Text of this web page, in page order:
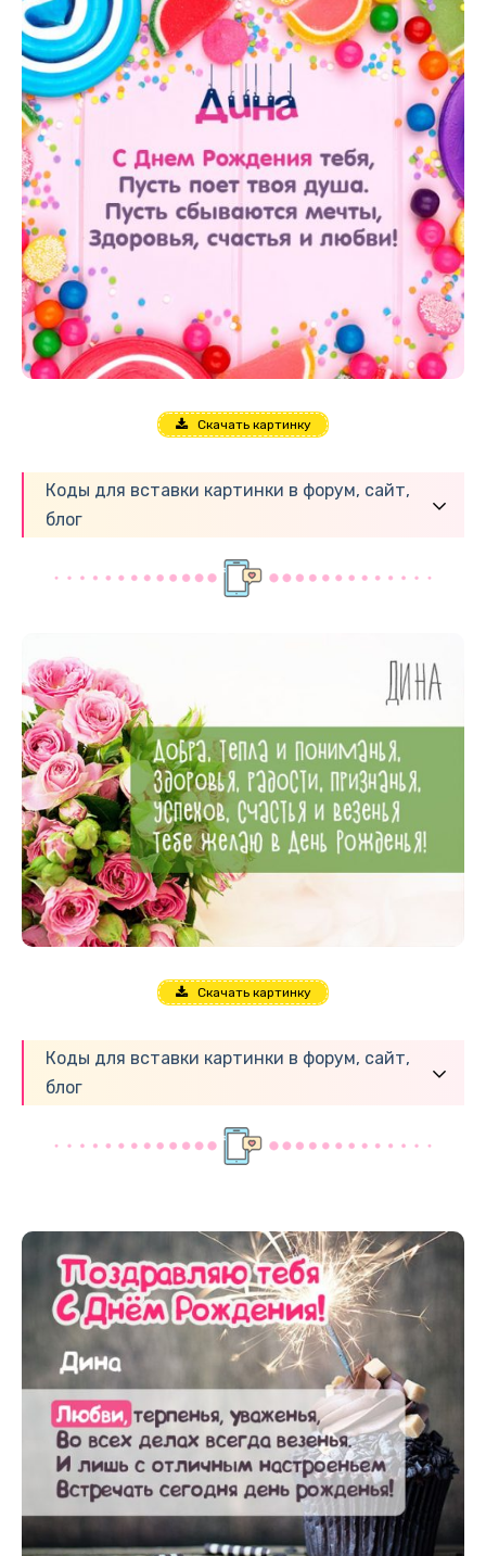
Скачать картинку
Коды для вставки картинки в форум, сайт,
блог
Скачать картинку
Коды для вставки картинки в форум, сайт,
блог